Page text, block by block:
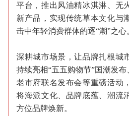
平台，推出风油精冰淇淋、无
新产品，实现传统草本文化与
击中年轻消费群体的逐“潮”之心
深耕城市场景，让品牌扎根城
持续亮相“五五购物节”国潮发布
老市府联名发布会等重磅活动
将海派文化、品牌底蕴、潮流
方位品牌焕新。